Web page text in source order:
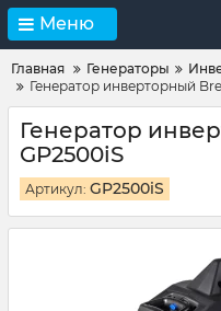
Меню
Главная Генераторы
Генератор инверторный
Генератор
GP2500iS
Артикул: GP2500iS